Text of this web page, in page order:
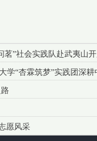
茗”社会实践队赴武夷山
学“杏霖筑梦”实践团深
愿风采